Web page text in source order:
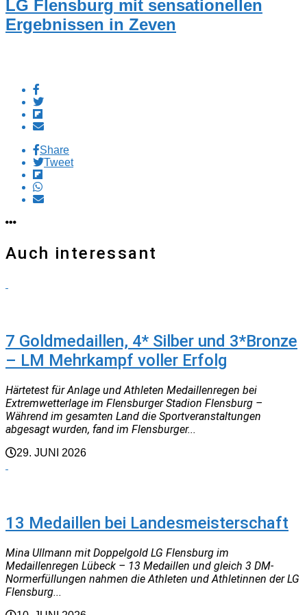
LG Flensburg mit sensationellen
Ergebnissen in Zeven
Share
Tweet
Auch interessant
7 Goldmedaillen, 4* Silber und 3*Bronze
– LM Mehrkampf voller Erfolg
Härtetest für Anlage und Athleten Medaillenregen bei
Extremwetterlage im Flensburger Stadion Flensburg –
Während im gesamten Land die Sportveranstaltungen
abgesagt wurden, fand im Flensburger...
29. JUNI 2026
13 Medaillen bei Landesmeisterschaft
Mina Ullmann mit Doppelgold LG Flensburg im
Medaillenregen Lübeck – 13 Medaillen und gleich 3 DM-
Normerfüllungen nahmen die Athleten und Athletinnen der LG
Flensburg...